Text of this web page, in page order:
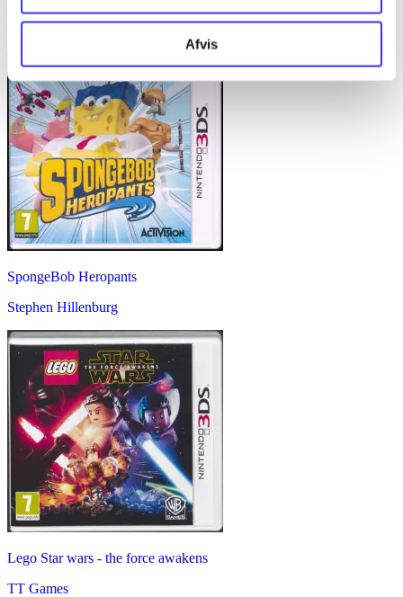
Afvis
Minder om
SpongeBob Heropants
Stephen Hillenburg
Lego Star wars - the force awakens
TT Games